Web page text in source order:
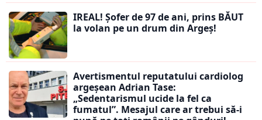
IREAL! Șofer de 97 de ani, prins BĂUT
la volan pe un drum din Argeș!
Avertismentul reputatului cardiolog
argeșean Adrian Tase:
„Sedentarismul ucide la fel ca
fumatul”. Mesajul care ar trebui să-i